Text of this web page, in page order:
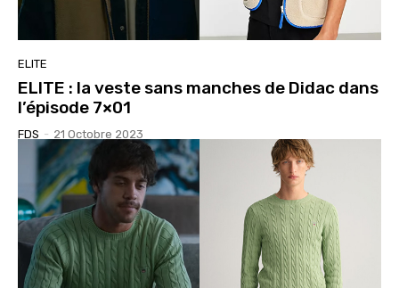
ELITE
ELITE : la veste sans manches de Didac dans
l’épisode 7×01
FDS - 21 Octobre 2023